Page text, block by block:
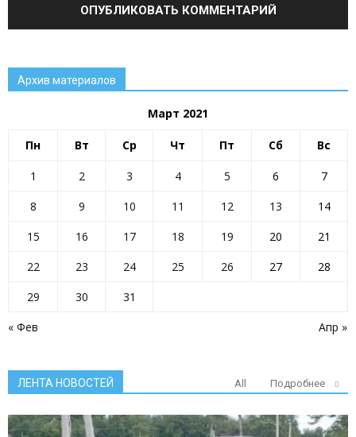
Архив материалов
Март 2021
Пн Вт Ср Чт Пт Сб Вс
« Фев Апр »
1 2 3 4 5 6
7
8
9 10 11 12 13
14
15
16 17 18 19 20
21
22
23 24 25 26 27
28
29
30 31
ЛЕНТА НОВОСТЕЙ All Подробнее